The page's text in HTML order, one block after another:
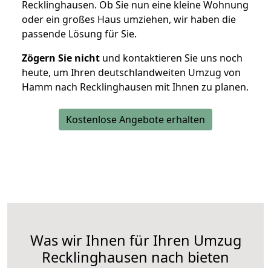
Recklinghausen. Ob Sie nun eine kleine Wohnung
oder ein großes Haus umziehen, wir haben die
passende Lösung für Sie.
Zögern Sie nicht und kontaktieren Sie uns noch
heute, um Ihren deutschlandweiten Umzug von
Hamm nach Recklinghausen mit Ihnen zu planen.
Kostenlose Angebote erhalten
Was wir Ihnen für Ihren Umzug
Recklinghausen nach bieten